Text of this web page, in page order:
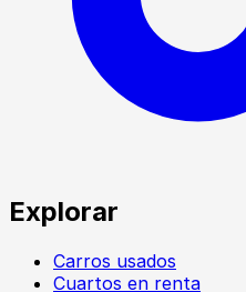
Explorar
Carros usados
Cuartos en renta